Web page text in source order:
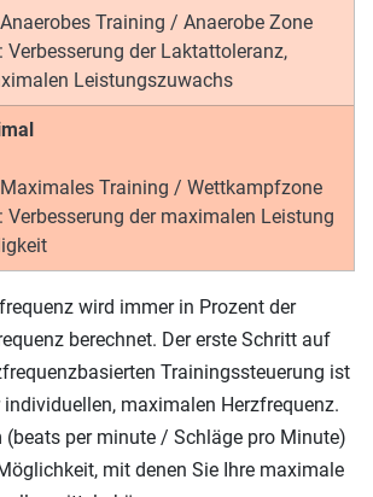
Anaerobes Training / Anaerobe Zone
Verbesserung der Laktattoleranz,
Leistungszuwachs
Maximales Training / Wettkampfzone
Verbesserung der maximalen Leistung
wird immer in Prozent der
berechnet. Der erste Schritt auf
Trainingssteuerung ist
maximalen Herzfrequenz.
(beats per minute / Schläge pro Minute)
mit denen Sie Ihre maximale